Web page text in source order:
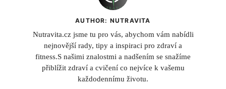
AUTHOR: NUTRAVITA
Nutravita.cz jsme tu pro vás, abychom vám nabídli
nejnovější rady, tipy a inspiraci pro zdraví a
fitness.S našimi znalostmi a nadšením se snažíme
přiblížit zdraví a cvičení co nejvíce k vašemu
každodennímu životu.